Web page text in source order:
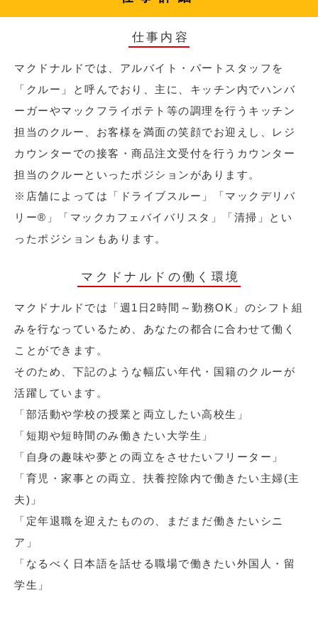
仕事内容
マクドナルドでは、アルバイト・パートスタッフを
「クルー」と呼んでおり、主に、キッチン内でハンバ
ーガーやマックフライポテト等の調理を行うキッチン
担当のクルー、お客様を満面の笑顔でお迎えし、レジ
カウンターでの接客・商品注文受付を行うカウンター
担当のクルーといったポジションがあります。
※店舗によっては「ドライブスルー」「マックデリバ
リー®︎」「マックカフェバイバリスタ」「清掃」とい
ったポジションもあります。
マクドナルドの働く環境
マクドナルドでは「週1日2時間～勤務OK」のシフト組
みを行なっているため、あなたの都合に合わせて働く
ことができます。
そのため、下記のような幅広い年代・国籍のクルーが
活躍しています。
「部活動や学校の授業と両立したい高校生」
「短期や短時間のみ働きたい大学生」
「自身の趣味や夢との両立をさせたいフリーター」
「育児・家事との両立、扶養控除内で働きたい主婦(主
夫)」
「定年退職を迎えたものの、まだまだ働きたいシニ
ア」
「なるべく日本語を話せる職場で働きたい外国人・留
学生」